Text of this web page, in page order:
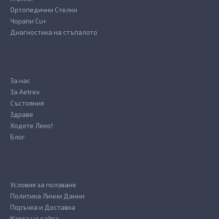
Ортопедични Стелки
Чорапи Cu+
Диагностика на стъпалото
За нас
За Aetrex
Състояния
Здраве
Ходете Леко!
Блог
Условия за ползване
Политика Лични Данни
Поръчка и Доставка